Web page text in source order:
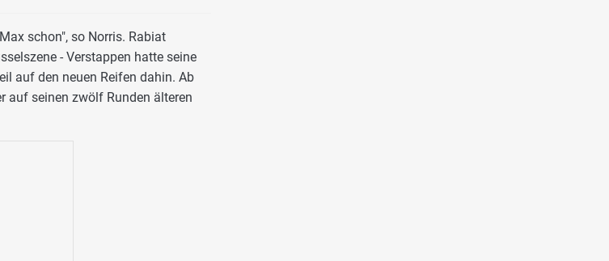
schon", so Norris. Rabiat
- Verstappen hatte seine
auf den neuen Reifen dahin. Ab
auf seinen zwölf Runden älteren